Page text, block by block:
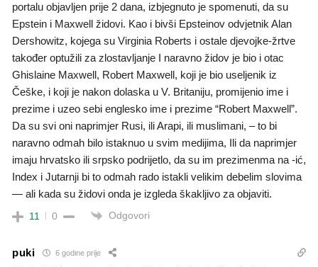
portalu objavljen prije 2 dana, izbjegnuto je spomenuti, da su
Epstein i Maxwell židovi. Kao i bivši Epsteinov odvjetnik Alan
Dershowitz, kojega su Virginia Roberts i ostale djevojke-žrtve
također optužili za zlostavljanje I naravno židov je bio i otac
Ghislaine Maxwell, Robert Maxwell, koji je bio useljenik iz
Češke, i koji je nakon dolaska u V. Britaniju, promijenio ime i
prezime i uzeo sebi englesko ime i prezime “Robert Maxwell”.
Da su svi oni naprimjer Rusi, ili Arapi, ili muslimani, – to bi
naravno odmah bilo istaknuo u svim medijima, Ili da naprimjer
imaju hrvatsko ili srpsko podrijetlo, da su im prezimenma na -ić,
Index i Jutarnji bi to odmah rado istakli velikim debelim slovima
— ali kada su židovi onda je izgleda škakljivo za objaviti.
11 0 Odgovori
puki 6 godine prije